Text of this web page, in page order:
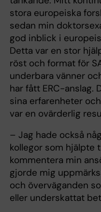
stora europeiska
sedan min
god inblick i
Detta var en stor
röst och format för
underbara vänner
har fått ERC-anslag.
sina erfarenheter
var en ovärderlig
– Jag hade också
kollegor som hjälpte
kommentera min
gjorde mig
och överväganden
eller underskattat